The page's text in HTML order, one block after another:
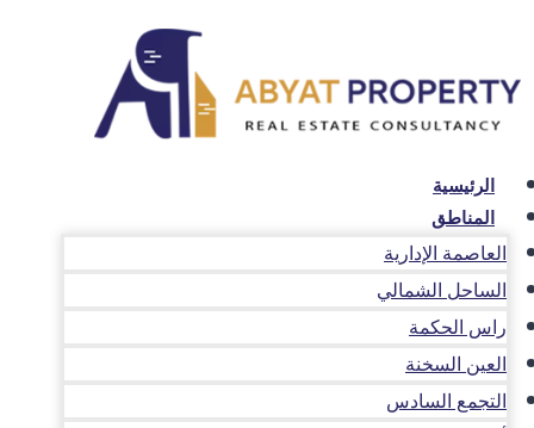
المحتوى
الرئيسية
المناطق
العاصمة الإدارية
الساحل الشمالي
راس الحكمة
العين السخنة
التجمع السادس